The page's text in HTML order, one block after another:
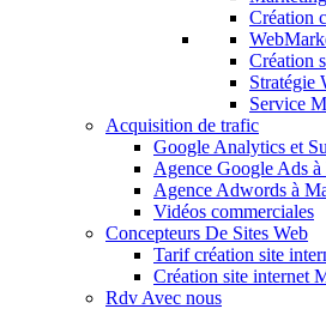
Création
Création
Stratégie
Service
Acquisition de trafic
Google Analytics et
Agence Google Ads
Agence Adwords à
Vidéos commerciales
Concepteurs De Sites Web
Tarif création site
Création site internet
Rdv Avec nous